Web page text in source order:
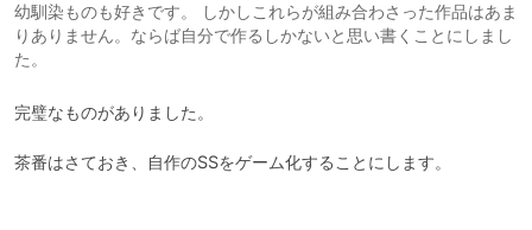
幼馴染ものも好きです。 しかしこれらが組み合わさった作品はあま
りありません。ならば自分で作るしかないと思い書くことにしまし
た。
完璧なものがありました。